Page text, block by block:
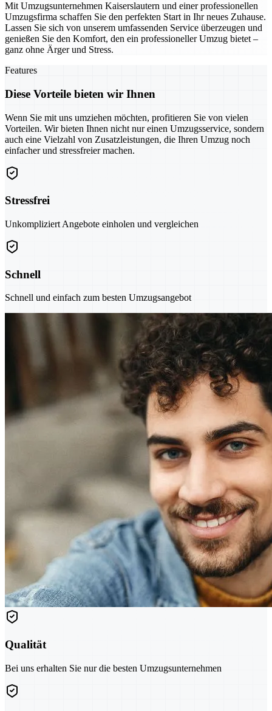
Mit Umzugsunternehmen Kaiserslautern und einer professionellen
Umzugsfirma schaffen Sie den perfekten Start in Ihr neues Zuhause.
Lassen Sie sich von unserem umfassenden Service überzeugen und
genießen Sie den Komfort, den ein professioneller Umzug bietet –
ganz ohne Ärger und Stress.
Features
Diese Vorteile bieten wir Ihnen
Wenn Sie mit uns umziehen möchten, profitieren Sie von vielen
Vorteilen. Wir bieten Ihnen nicht nur einen Umzugsservice, sondern
auch eine Vielzahl von Zusatzleistungen, die Ihren Umzug noch
einfacher und stressfreier machen.
Stressfrei
Unkompliziert Angebote einholen und vergleichen
Schnell
Schnell und einfach zum besten Umzugsangebot
Qualität
Bei uns erhalten Sie nur die besten Umzugsunternehmen